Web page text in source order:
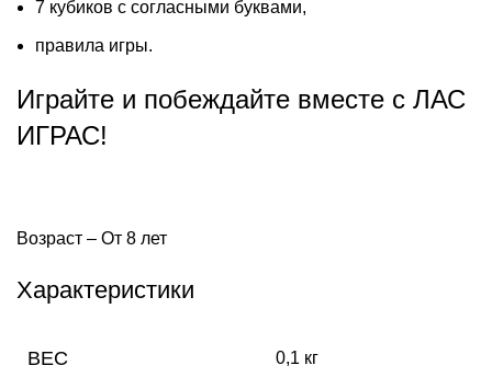
7 кубиков с согласными буквами,
правила игры.
Играйте и побеждайте вместе с ЛАС
ИГРАС!
Возраст – От 8 лет
Характеристики
ВЕС 0,1 кг